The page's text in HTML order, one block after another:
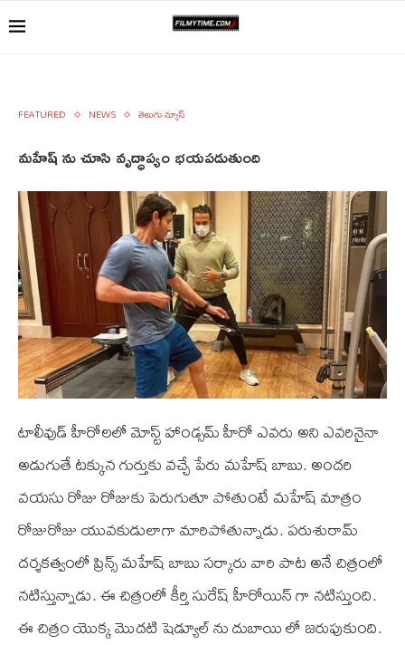
FEATURED NEWS తెలుగు న్యూస్
మహేష్ ను చూసి వృద్ధాప్యం భయపడుతుంది
టాలీవుడ్ హీరోలలో మోస్ట్ హాండ్సమ్ హీరో ఎవరు అని ఎవరినైనా
అడుగుతే టక్కున గుర్తుకు వచ్చే పేరు మహేష్ బాబు. అందరి
వయసు రోజు రోజుకు పెరుగుతూ పోతుంటే మహేష్ మాత్రం
రోజురోజు యువకుడులాగా మారిపోతున్నాడు. పరుశురామ్
దర్శకత్వంలో ప్రిన్స్ మహేష్ బాబు సర్కారు వారి పాట అనే చిత్రంలో
నటిస్తున్నాడు. ఈ చిత్రంలో కీర్తి సురేష్ హీరోయిన్ గా నటిస్తుంది.
ఈ చిత్రం యొక్క మొదటి షెడ్యూల్ ను దుబాయి లో జరుపుకుంది.